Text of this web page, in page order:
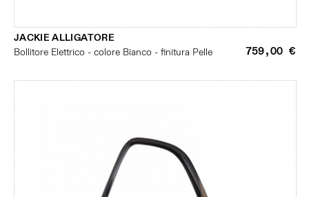
JACKIE ALLIGATORE
Bollitore Elettrico - colore Bianco - finitura Pelle
759,00 €